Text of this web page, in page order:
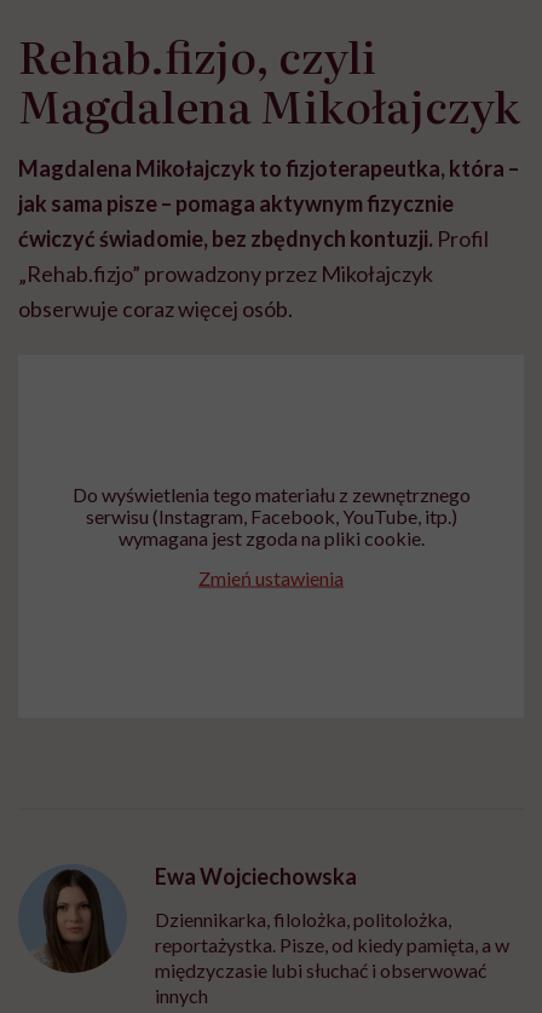
Rehab.fizjo, czyli
Magdalena Mikołajczyk
Magdalena Mikołajczyk to fizjoterapeutka, która –
jak sama pisze – pomaga aktywnym fizycznie
ćwiczyć świadomie, bez zbędnych kontuzji. Profil
„Rehab.fizjo” prowadzony przez Mikołajczyk
obserwuje coraz więcej osób.
Do wyświetlenia tego materiału z zewnętrznego
serwisu (Instagram, Facebook, YouTube, itp.)
wymagana jest zgoda na pliki cookie.
Zmień ustawienia
Ewa Wojciechowska
Dziennikarka, filolożka, politolożka,
reportażystka. Pisze, od kiedy pamięta, a w
międzyczasie lubi słuchać i obserwować
innych